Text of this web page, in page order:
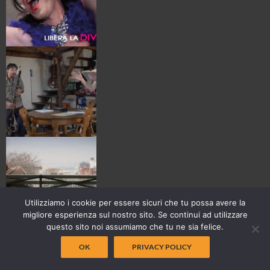
Utilizziamo i cookie per essere sicuri che tu possa avere la
migliore esperienza sul nostro sito. Se continui ad utilizzare
questo sito noi assumiamo che tu ne sia felice.
OK PRIVACY POLICY